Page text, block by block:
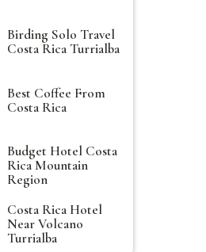
Birding Solo Travel
Costa Rica Turrialba
Best Coffee From
Costa Rica
Budget Hotel Costa
Rica Mountain
Region
Costa Rica Hotel
Near Volcano
Turrialba